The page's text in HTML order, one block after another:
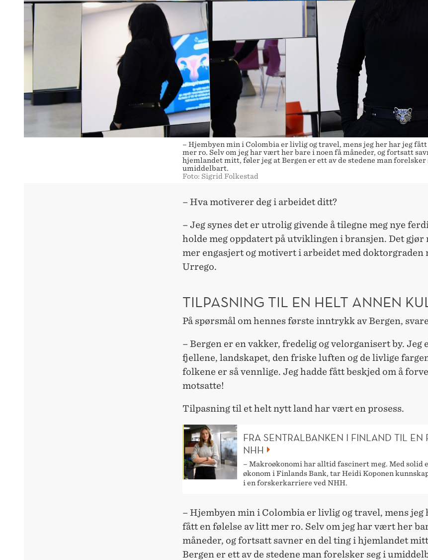
– Hjembyen min i Colombia er livlig og travel, mens jeg her har jeg
mer ro. Selv om jeg har vært her bare i noen få måneder, og fortsatt
hjemlandet mitt, føler jeg at Bergen er ett av de stedene man forelsker
umiddelbart.
Foto: Sigrid Folkestad
– Hva motiverer deg i arbeidet ditt?
– Jeg synes det er utrolig givende å tilegne meg nye
holde meg oppdatert på utviklingen i bransjen. Det gjør
mer engasjert og motivert i arbeidet med doktorgraden
Urrego.
TILPASNING TIL EN HELT ANNEN
På spørsmål om hennes første inntrykk av Bergen,
– Bergen er en vakker, fredelig og velorganisert by. Jeg
fjellene, landskapet, den friske luften og de livlige
folkene er så vennlige. Jeg hadde fått beskjed om å
motsatte!
Tilpasning til et helt nytt land har vært en prosess.
FRA SENTRALBANKEN I FINLAND TIL EN
NHH
– Makroøkonomi har alltid fascinert meg. Med solid
økonom i Finlands Bank, tar Heidi Koponen
i en forskerkarriere ved NHH.
– Hjembyen min i Colombia er livlig og travel, mens jeg
fått en følelse av litt mer ro. Selv om jeg har vært her
måneder, og fortsatt savner en del ting i hjemlandet
Bergen er ett av de stedene man forelsker seg i